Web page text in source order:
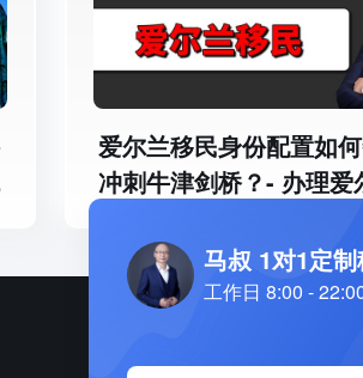
爱尔兰移民身份配置如
冲刺牛津剑桥？- 办理爱
入牛津剑桥通道 - 过渡
课优势分析
马叔 1对1定
工作日 8:00 -